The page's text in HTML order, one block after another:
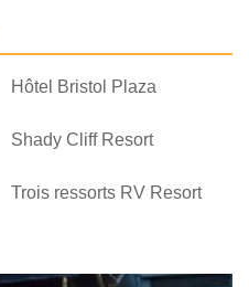
Hôtel Bristol Plaza
Shady Cliff Resort
Trois ressorts RV Resort